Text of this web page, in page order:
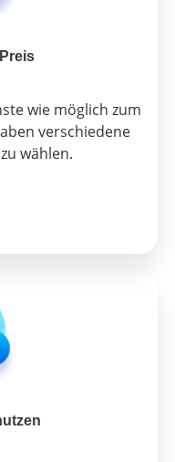
wie möglich zum
verschiedene
wählen.